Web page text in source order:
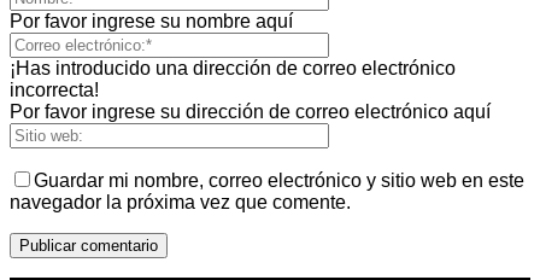
Por favor ingrese su nombre aquí
¡Has introducido una dirección de correo electrónico
incorrecta!
Por favor ingrese su dirección de correo electrónico aquí
Guardar mi nombre, correo electrónico y sitio web en este
navegador la próxima vez que comente.